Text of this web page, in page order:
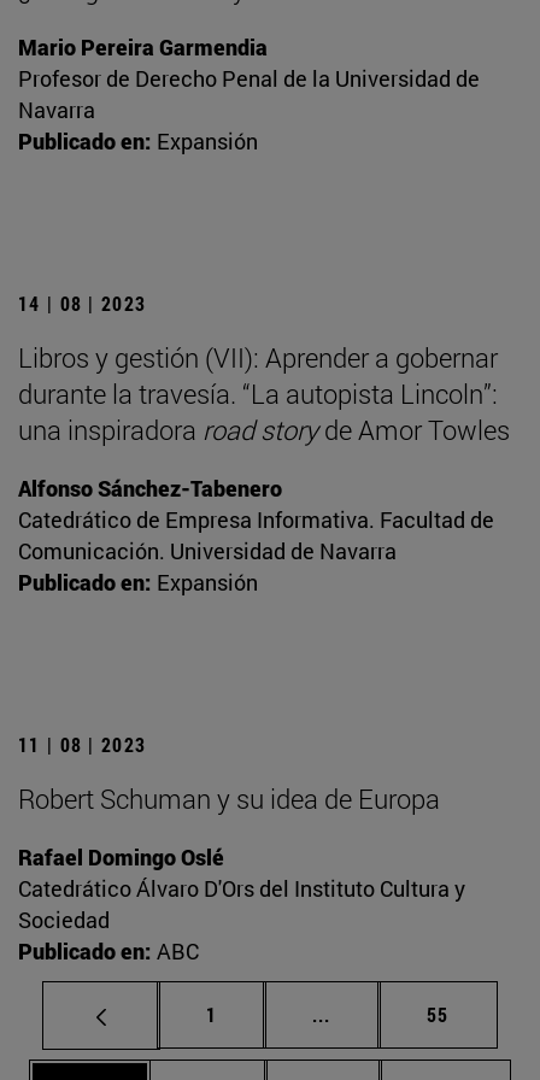
Mario Pereira Garmendia
Profesor de Derecho Penal de la Universidad de
Navarra
Publicado en: Expansión
14 | 08 | 2023
Libros y gestión (VII): Aprender a gobernar
durante la travesía. “La autopista Lincoln”:
una inspiradora road storyde Amor Towles
Alfonso Sánchez-Tabenero
Catedrático de Empresa Informativa. Facultad de
Comunicación. Universidad de Navarra
Publicado en: Expansión
11 | 08 | 2023
Robert Schuman y su idea de Europa
Rafael Domingo Oslé
Catedrático Álvaro D'Ors del Instituto Cultura y
Sociedad
Publicado en: ABC
Página
1 ... Páginas intermedias
Página
55